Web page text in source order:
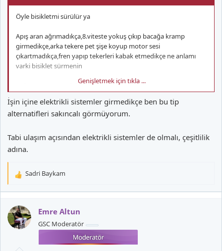
Öyle bisikletmi sürülür ya
Apış aran ağrımadıkça,8.viteste yokuş çıkıp bacağa kramp
girmedikçe,arka tekere pet şişe koyup motor sesi
çıkartmadıkça,fren yapıp tekerleri kabak etmedikçe ne anlamı
varki bisiklet sürmenin
@Murat Onder
Genişletmek için tıkla ...
İşin içine elektrikli sistemler girmedikçe ben bu tip
alternatifleri sakıncalı görmüyorum.
Tabi ulaşım açısından elektrikli sistemler de olmalı, çeşitlilik
adına.
T
k
i
l
Sadri Baykam
Emre Altun
GSC Moderatör